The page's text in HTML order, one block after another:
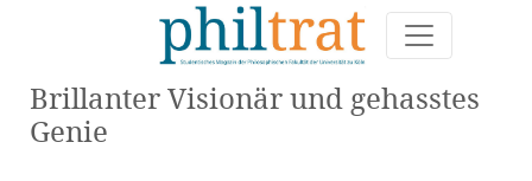
Brillanter Visionär und gehasstes
Genie